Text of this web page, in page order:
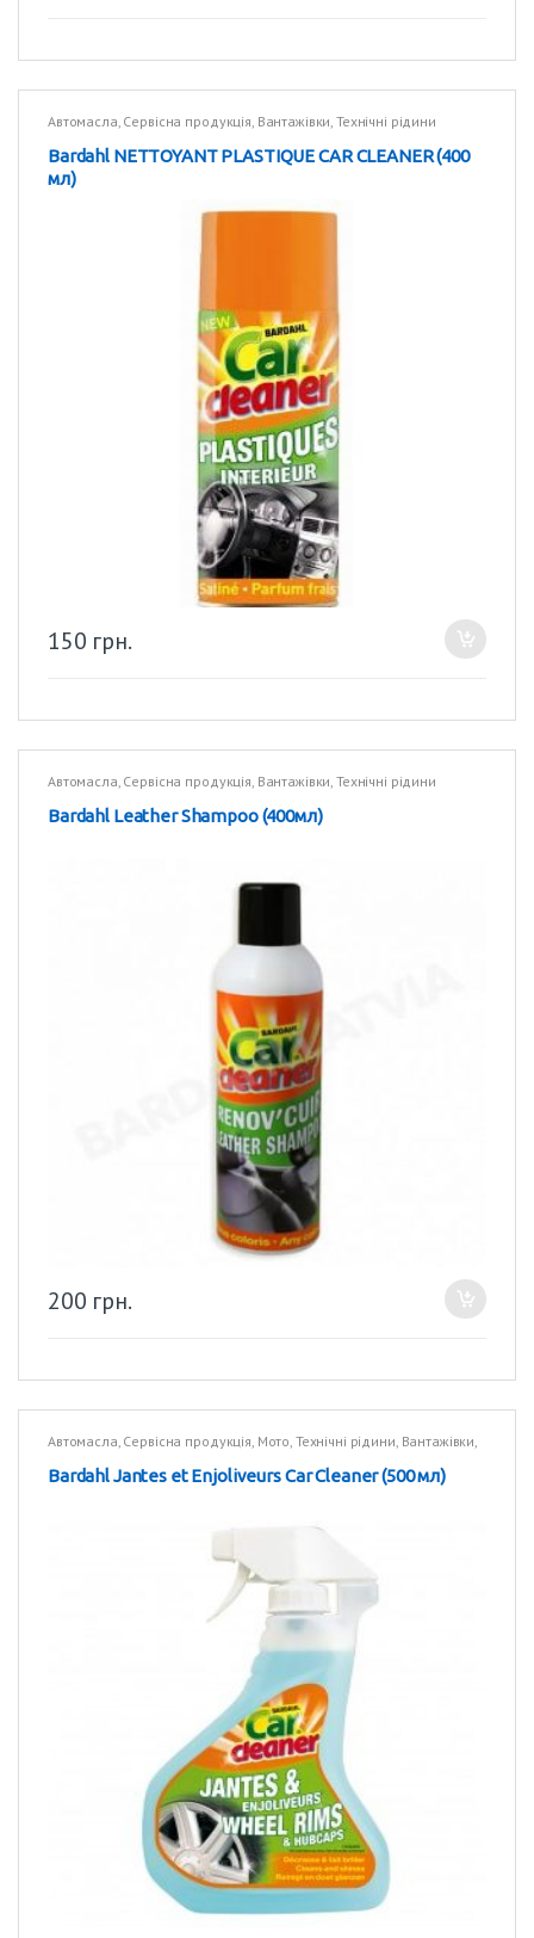
Автомасла, Сервісна продукція, Вантажівки,Технічні рідини
Bardahl NETTOYANT PLASTIQUE CAR CLEANER (400
мл)
150 грн.
Автомасла, Сервісна продукція, Вантажівки,Технічні рідини
Bardahl Leather Shampoo (400мл)
200 грн.
Автомасла, Сервісна продукція, Мото, Технічні рідини, Вантажівки,
Bardahl Jantes et Enjoliveurs Car Cleaner (500 мл)